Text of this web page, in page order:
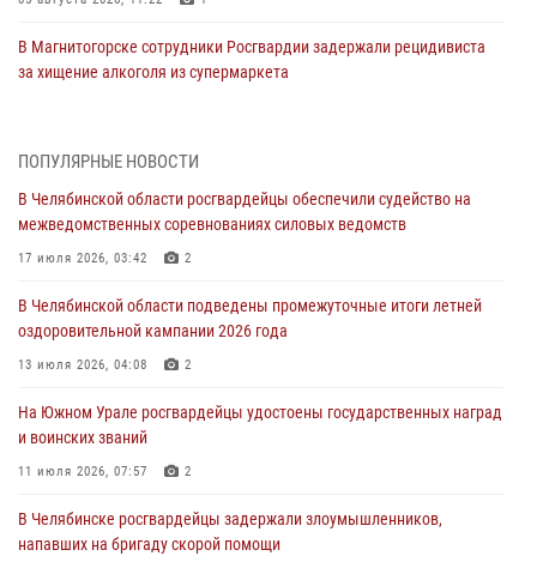
В Магнитогорске сотрудники Росгвардии задержали рецидивиста
за хищение алкоголя из супермаркета
На Южном Урале спецназ Росгвардии провел военно-полевые
Росгвардейцы задержали трёх магазинных воров в Челябинске
На Южном Урале сотрудники Росгвардии задержали
подозреваемого в совершении убийства
В Челябинской области росгвардейцами по горячим следам
задержан подозреваемый в грабеже
ПОПУЛЯРНЫЕ НОВОСТИ
В Челябинской области росгвардейцы обеспечили судейство на
межведомственных соревнованиях силовых ведомств
17 июля 2026, 03:42 2
В Челябинской области подведены промежуточные итоги летней
оздоровительной кампании 2026 года
13 июля 2026, 04:08 2
На Южном Урале росгвардейцы удостоены государственных наград
и воинских званий
11 июля 2026, 07:57 2
В Челябинске росгвардейцы задержали злоумышленников,
напавших на бригаду скорой помощи